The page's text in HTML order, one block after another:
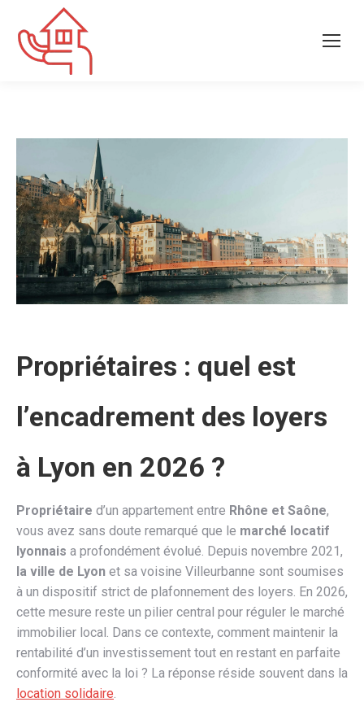
Propriétaires : quel est
l’encadrement des loyers
à Lyon en 2026 ?
Propriétaire d’un appartement entre Rhône et Saône,
vous avez sans doute remarqué que le marché locatif
lyonnais a profondément évolué. Depuis novembre 2021,
la ville de Lyon et sa voisine Villeurbanne sont soumises
à un dispositif strict de plafonnement des loyers. En 2026,
cette mesure reste un pilier central pour réguler le marché
immobilier local. Dans ce contexte, comment maintenir la
rentabilité d’un investissement tout en restant en parfaite
conformité avec la loi ? La réponse réside souvent dans la
location solidaire.